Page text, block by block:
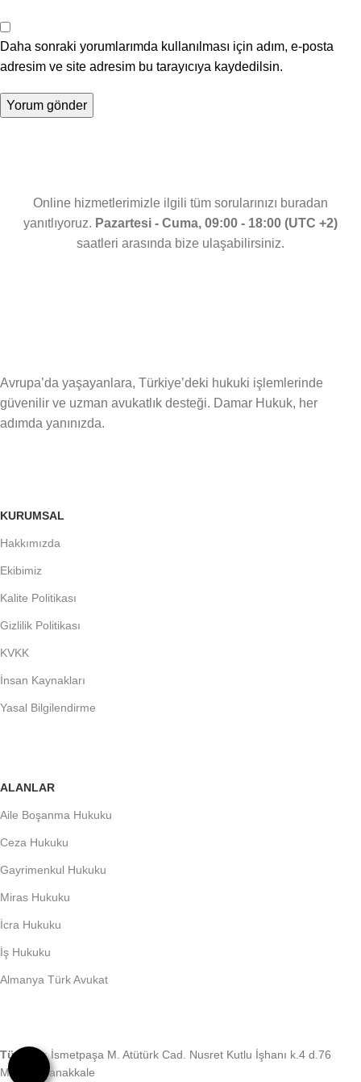
Daha sonraki yorumlarımda kullanılması için adım, e-posta
adresim ve site adresim bu tarayıcıya kaydedilsin.
Online hizmetlerimizle ilgili tüm sorularınızı buradan
yanıtlıyoruz. Pazartesi - Cuma, 09:00 - 18:00 (UTC +2)
saatleri arasında bize ulaşabilirsiniz.
Avrupa’da yaşayanlara, Türkiye’deki hukuki işlemlerinde
güvenilir ve uzman avukatlık desteği. Damar Hukuk, her
adımda yanınızda.
KURUMSAL
Hakkımızda
Ekibimiz
Kalite Politikası
Gizlilik Politikası
KVKK
İnsan Kaynakları
Yasal Bilgilendirme
ALANLAR
Aile Boşanma Hukuku
Ceza Hukuku
Gayrimenkul Hukuku
Miras Hukuku
İcra Hukuku
İş Hukuku
Almanya Türk Avukat
Türkiye: İsmetpaşa M. Atütürk Cad. Nusret Kutlu İşhanı k.4 d.76
Merkez Çanakkale